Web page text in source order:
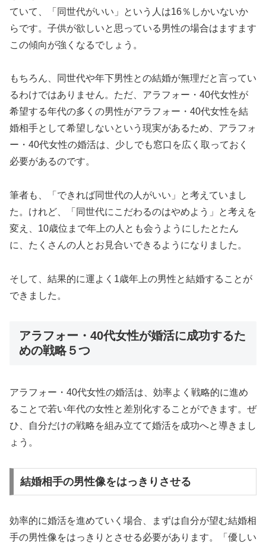
ていて、「同世代がいい」という人は16％しかいないか
らです。子供が欲しいと思っている男性の場合はますます
この傾向が強くなるでしょう。
もちろん、同世代や年下男性との結婚が無理だと言ってい
るわけではありません。ただ、アラフォー・40代女性が
希望する年代の多くの男性がアラフォー・40代女性を結
婚相手として希望しないという現実があるため、アラフォ
ー・40代女性の婚活は、少しでも窓口を広く取っておく
必要があるのです。
筆者も、「できれば同世代の人がいい」と考えていまし
た。けれど、「同世代にこだわるのはやめよう」と考えを
変え、10歳位まで年上の人とも会うようにしたとたん
に、たくさんの人とお見合いできるようになりました。
そして、結果的に運よく1歳年上の男性と結婚することが
できました。
アラフォー・40代女性が婚活に成功するた
めの戦略５つ
アラフォー・40代女性の婚活は、効率よく戦略的に進め
ることで若い年代の女性と差別化することができます。ぜ
ひ、自分だけの戦略を組み立てて婚活を成功へと導きまし
ょう。
結婚相手の男性像をはっきりさせる
効率的に婚活を進めていく場合、まずは自分が望む結婚相
手の男性像をはっきりとさせる必要があります。「優しい